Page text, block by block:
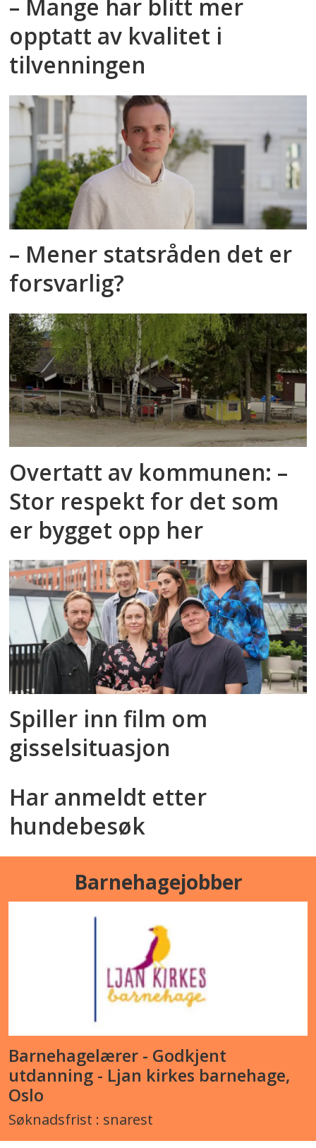
kommune
– Mange har blitt mer
opptatt av kvalitet i
tilvenningen
– Mener statsråden det er
forsvarlig?
Overtatt av kommunen: –
Stor respekt for det som
er bygget opp her
Spiller inn film om
gisselsituasjon
Har anmeldt etter
hundebesøk
Barnehagejobber
Barnehagelærer - Godkjent
utdanning - Ljan kirkes barnehage,
Oslo
Søknadsfrist : snarest